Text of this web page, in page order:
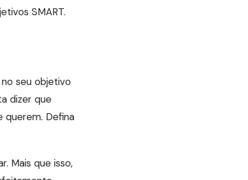
SMART.
seu objetivo
dizer que
querem. Defina
Mais que isso,